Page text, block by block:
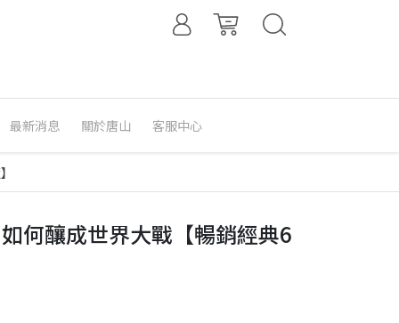
最新消息 關於唐山 客服中心
何釀成世界大戰【暢銷經典6